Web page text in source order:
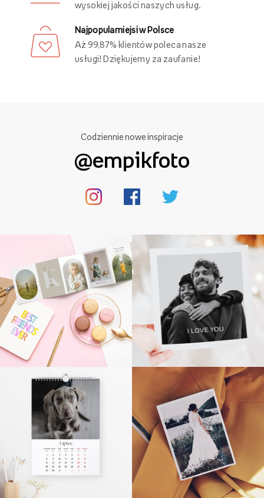
wysokiej jakości naszych usług.
Najpopularniejsi w Polsce
Aż 99,87% klientów poleca nasze
usługi! Dziękujemy za zaufanie!
Codziennie nowe inspiracje
@empikfoto